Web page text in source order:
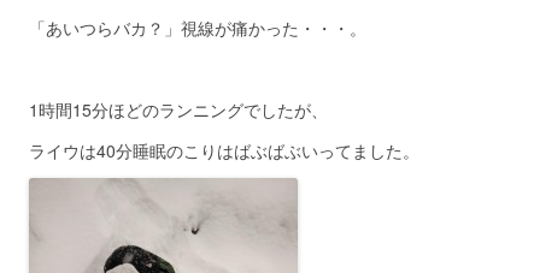
「あいつらバカ？」視線が痛かった・・・。
1時間15分ほどのランニングでしたが、
ライウは40分睡眠のこりはばぶばぶいってました。